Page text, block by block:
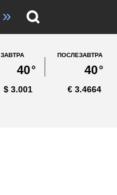
»
ЗАВТРА
40°
ПОСЛЕЗАВТРА
40°
3.001
$ 3.4664
€